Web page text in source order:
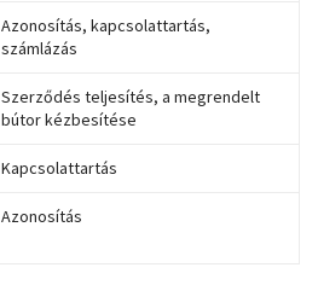
Azonosítás, kapcsolattartás,
számlázás
Szerződés teljesítés, a megrendelt
bútor kézbesítése
Kapcsolattartás
Azonosítás